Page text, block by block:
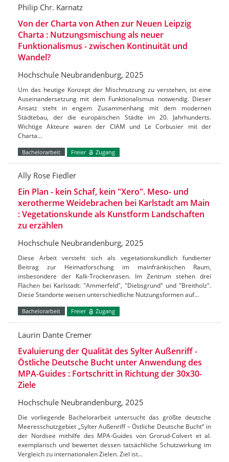
Philip Chr. Karnatz
Von der Charta von Athen zur Neuen Leipzig
Charta : Nutzungsmischung als neuer
Funktionalismus - zwischen Kontinuität und
Wandel?
Hochschule Neubrandenburg, 2025
Um das heutige Konzept der Mischnutzung zu verstehen, ist eine
Auseinandersetzung mit dem Funktionalismus notwendig. Dieser
Ansatz steht in engem Zusammenhang mit dem modernen
Städtebau, der die europäischen Städte im 20. Jahrhunderts.
Wichtige Akteure waren der CIAM und Le Corbusier mit der
Charta…
Bachelorarbeit Freier Zugang
Ally Rose Fiedler
Ein Plan - kein Schaf, kein "Xero". Meso- und
xerotherme Weidebrachen bei Karlstadt am Main
: Vegetationskunde als Kunstform Landschaften
zu erzählen
Hochschule Neubrandenburg, 2025
Diese Arbeit versteht sich als vegetationskundlich fundierter
Beitrag zur Heimatforschung im mainfränkischen Raum,
insbesondere der Kalk-Trockenrasen. Im Zentrum stehen drei
Flächen bei Karlstadt: "Ammerfeld", "Diebsgrund" und "Breitholz".
Diese Standorte weisen unterschiedliche Nutzungsformen auf…
Bachelorarbeit Freier Zugang
Laurin Dante Cremer
Evaluierung der Qualität des Sylter Außenriff -
Östliche Deutsche Bucht unter Anwendung des
MPA-Guides : Fortschritt in Richtung der 30x30-
Ziele
Hochschule Neubrandenburg, 2025
Die vorliegende Bachelorarbeit untersucht das größte deutsche
Meeresschutzgebiet „Sylter Außenriff – Östliche Deutsche Bucht“ in
der Nordsee mithilfe des MPA-Guides von Grorud-Colvert et al.
exemplarisch und bewertet dessen tatsächliche Schutzwirkung im
Vergleich zu internationalen Zielen. Ziel ist…